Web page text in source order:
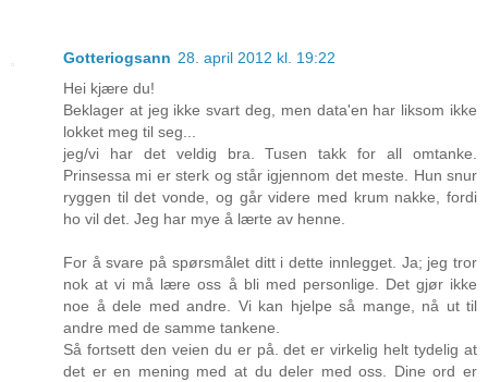
Gotteriogsann 28. april 2012 kl. 19:22
Hei kjære du!
Beklager at jeg ikke svart deg, men data'en har liksom ikke
lokket meg til seg...
jeg/vi har det veldig bra. Tusen takk for all omtanke.
Prinsessa mi er sterk og står igjennom det meste. Hun snur
ryggen til det vonde, og går videre med krum nakke, fordi
ho vil det. Jeg har mye å lærte av henne.
For å svare på spørsmålet ditt i dette innlegget. Ja; jeg tror
nok at vi må lære oss å bli med personlige. Det gjør ikke
noe å dele med andre. Vi kan hjelpe så mange, nå ut til
andre med de samme tankene.
Så fortsett den veien du er på. det er virkelig helt tydelig at
det er en mening med at du deler med oss. Dine ord er